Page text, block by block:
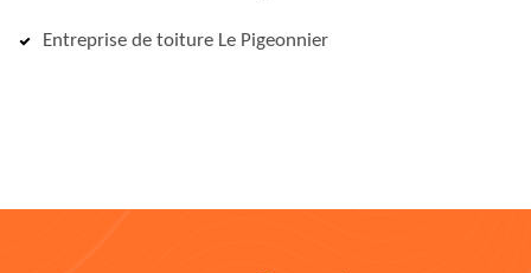
Entreprise de toiture Le Pigeonnier